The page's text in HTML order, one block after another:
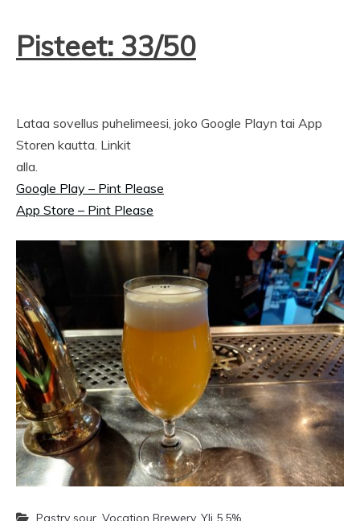
Pisteet: 33/50
Lataa sovellus puhelimeesi, joko Google Playn tai App
Storen kautta. Linkit
alla.
Google Play – Pint Please
App Store – Pint Please
Pastry sour, Vocation Brewery, Yli 5.5%